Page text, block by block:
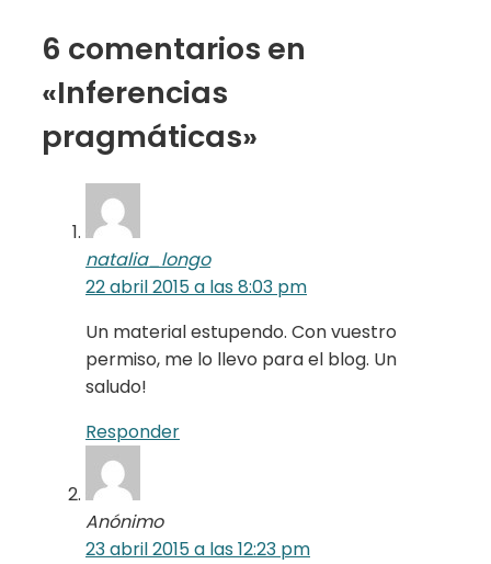
6 comentarios en
«Inferencias
pragmáticas»
natalia_longo
22 abril 2015 a las 8:03 pm
Un material estupendo. Con vuestro
permiso, me lo llevo para el blog. Un
saludo!
Responder
Anónimo
23 abril 2015 a las 12:23 pm